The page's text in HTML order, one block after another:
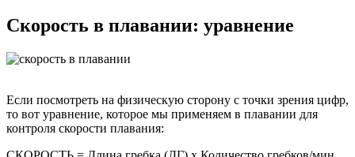
Скорость в плавании: уравнение
Если посмотреть на физическую сторону с точки зрения цифр,
то вот уравнение, которое мы применяем в плавании для
контроля скорости плавания: